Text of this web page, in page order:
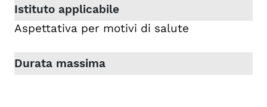
Aspettativa per motivi di salute